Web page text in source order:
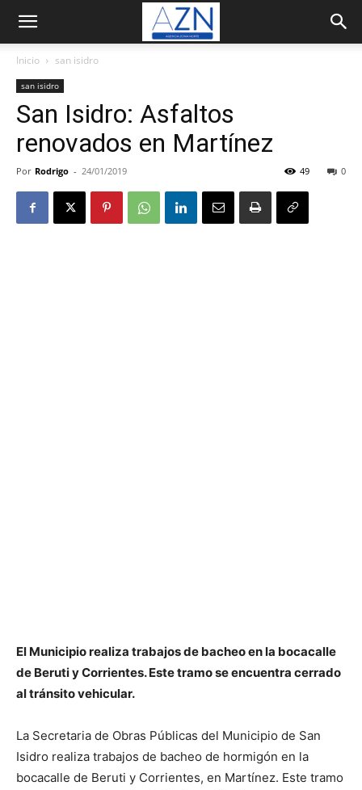
Inicio san isidro
san isidro
San Isidro: Asfaltos
renovados en Martínez
Por Rodrigo - 24/01/2019 0
49
El Municipio realiza trabajos de bacheo en la bocacalle
de Beruti y Corrientes. Este tramo se encuentra cerrado
al tránsito vehicular.
La Secretaria de Obras Públicas del Municipio de San
Isidro realiza trabajos de bacheo de hormigón en la
bocacalle de Beruti y Corrientes, en Martínez. Este tramo